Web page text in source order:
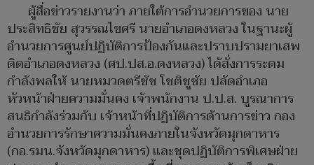
ผู้สื่อข่าวรายงานว่า ภายใต้การอำนวยการของ นาย
ประสิทธิชัย สุวรรณไขศรี นายอำเภอดงหลวง ในฐานะผู้
อำนวยการศูนย์ปฏิบัติการป้องกันและปราบปรามยาเสพ
ติดอำเภอดงหลวง (ศป.ปส.อ.ดงหลวง) ได้สั่งการระดม
กำลังพลให้ นายหมวดตรีชัช โชติชูชัย ปลัดอำเภอ
หัวหน้าฝ่ายความมั่นคง เจ้าพนักงาน ป.ป.ส. บูรณาการ
สนธิกำลังร่วมกับ เจ้าหน้าที่ปฏิบัติการด้านการข่าว กอง
อำนวยการรักษาความมั่นคงภายในจังหวัดมุกดาหาร
(กอ.รมน.จังหวัดมุกดาหาร) และชุดปฏิบัติการพิเศษฝ่าย